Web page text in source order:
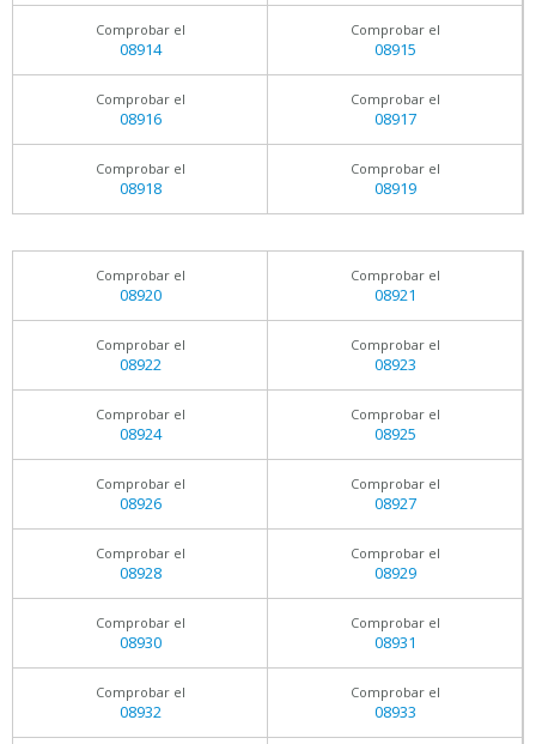
Comprobar el
08914
Comprobar el
08915
Comprobar el
08916
Comprobar el
08917
Comprobar el
08918
Comprobar el
08919
Comprobar el
08920
Comprobar el
08921
Comprobar el
08922
Comprobar el
08923
Comprobar el
08924
Comprobar el
08925
Comprobar el
08926
Comprobar el
08927
Comprobar el
08928
Comprobar el
08929
Comprobar el
08930
Comprobar el
08931
Comprobar el
08932
Comprobar el
08933